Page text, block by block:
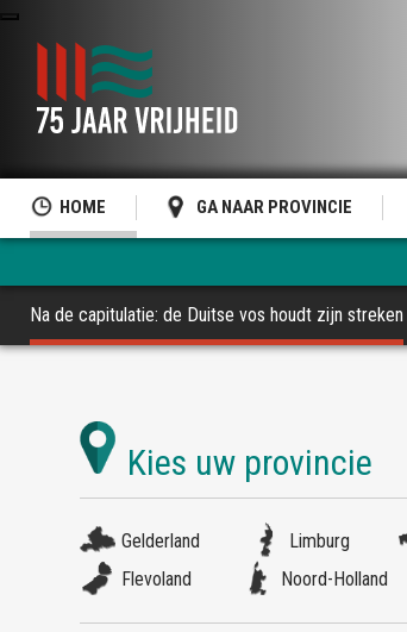
HOME GA NAAR PROVINCIE
Na de capitulatie: de Duitse vos houdt zijn streken
Gelderland Limburg
Flevoland
Noord-Holland